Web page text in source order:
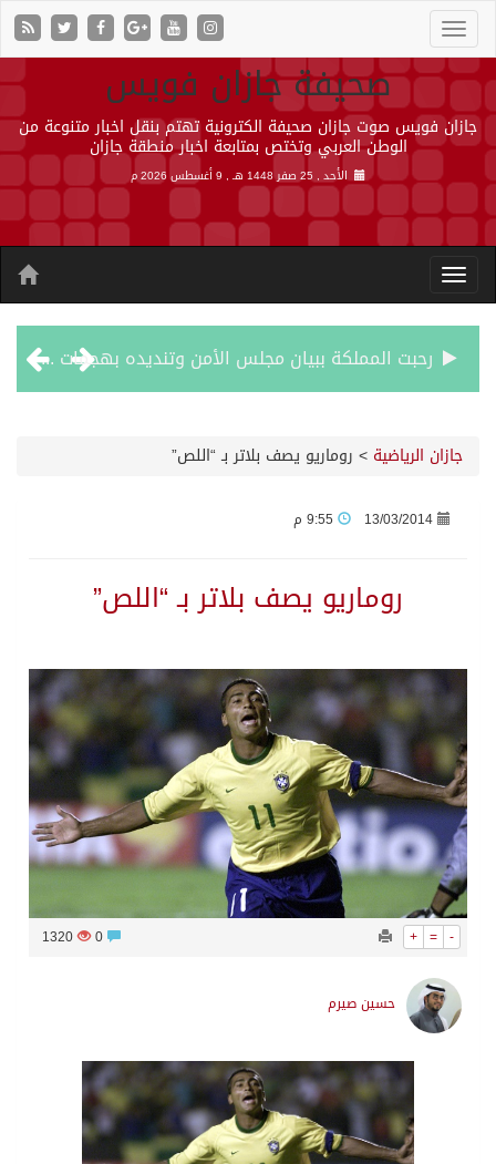
صحيفة جازان فويس
جازان فويس صوت جازان صحيفة الكترونية تهتم بنقل اخبار متنوعة من
الوطن العربي وتختص بمتابعة اخبار منطقة جازان
الأحد , 25 صفر 1448 هـ , 9 أغسطس 2026 م
رحبت المملكة ببيان مجلس الأمن وتنديده بهجمات ميليشيا الحوثي الإرهابية
الجيش اليمني ينفذ عملية عسكرية ضد الحوثيين رداً على هجماتهم
السديس: اتفاقية مكة تجسد مكانة المملكة الدينية وريادتها الحضارية والعالمية
وزير الدفاع: اتفاقية مكة تسهم في دعم أمن واستقرار المنطقة والعالم
رئيس وزراء العراق لرئيس الاستخبارات السعودي: نرفض استخدام أراضينا منطلقاً لأي هجمات
جازان الرياضية > روماريو يصف بلاتر بـ “اللص”
13/03/2014
روماريو يصف بلاتر بـ “اللص”
+ = -
1320
حسين صيرم